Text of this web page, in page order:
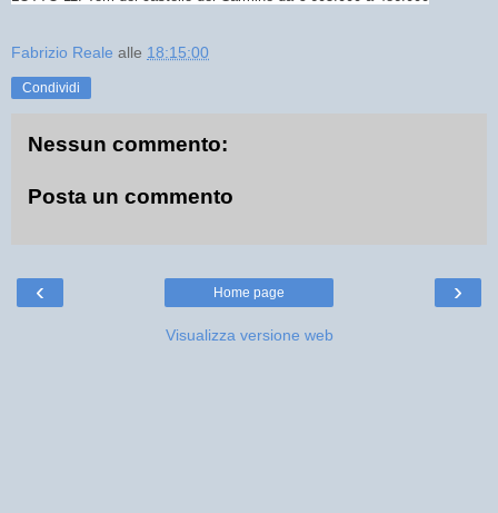
Fabrizio Reale alle 18:15:00
Condividi
Nessun commento:
Posta un commento
‹ ›
Home page
Visualizza versione web